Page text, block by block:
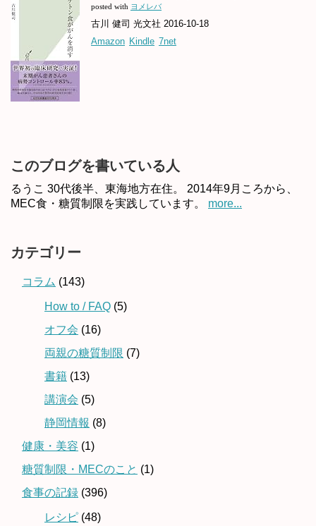
posted with ヨメレバ
古川 健司 光文社 2016-10-18
Amazon Kindle 7net
このブログを書いている人
るうこ 30代後半、東海地方在住。 2014年9月ころから、
MEC食・糖質制限を実践しています。 more...
カテゴリー
コラム (143)
How to / FAQ (5)
オフ会 (16)
両親の糖質制限 (7)
書籍 (13)
講演会 (5)
静岡情報 (8)
健康・美容 (1)
糖質制限・MECのこと (1)
食事の記録 (396)
レシピ (48)